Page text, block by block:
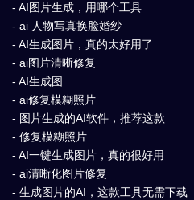
- AI图片生成，用哪个工具
- ai 人物写真换脸婚纱
- AI生成图片，真的太好用了
- ai图片清晰修复
- AI生成图
- ai修复模糊照片
- 图片生成的AI软件，推荐这款
- 修复模糊照片
- AI一键生成图片，真的很好用
- ai清晰化图片修复
- 生成图片的AI，这款工具无需下载